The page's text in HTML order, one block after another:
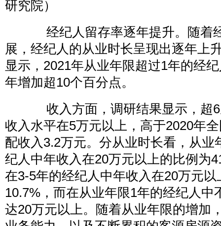
研究院）
经纪人留存率逐年提升。随着
展，经纪人的从业时长呈现出逐年上
显示，2021年从业年限超过1年的经
年增加超10个百分点。
收入方面，调研结果显示，超6
收入水平在5万元以上，高于2020年
配收入3.2万元。分从业时长看，从业
纪人中年收入在20万元以上的比例为
在3-5年的经纪人中年收入在20万元以
10.7%，而在从业年限1年的经纪人中
达20万元以上。随着从业年限的增加